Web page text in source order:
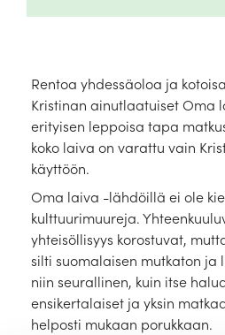
Hyvä tietää
Meistä
Rentoa yhdessäoloa ja
Kristinan ainutlaatuiset Oma
erityisen leppoisa tapa
koko laiva on varattu vain
käyttöön.
Oma laiva -lähdöillä ei ole
kulttuurimuureja.
yhteisöllisyys korostuvat,
silti suomalaisen mutkaton ja
niin seurallinen, kuin itse
ensikertalaiset ja yksin
helposti mukaan porukkaan.